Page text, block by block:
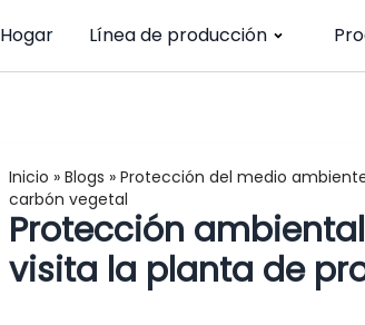
Hogar Línea de producción
Inicio » Blogs » Protección del medio
carbón vegetal
Protección
visita la planta de